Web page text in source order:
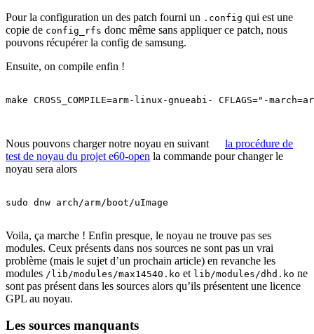
Pour la configuration un des patch fourni un .config qui est une
copie de config_rfs donc même sans appliquer ce patch, nous
pouvons récupérer la config de samsung.
Ensuite, on compile enfin !
make CROSS_COMPILE=arm-linux-gnueabi- CFLAGS="-
Nous pouvons charger notre noyau en suivant
la procédure de
test de noyau du projet e60-open la commande pour changer le
noyau sera alors
sudo dnw arch/arm/boot/uImage
Voila, ça marche ! Enfin presque, le noyau ne trouve pas ses
modules. Ceux présents dans nos sources ne sont pas un vrai
problème (mais le sujet d’un prochain article) en revanche les
modules /lib/modules/max14540.ko et lib/modules/dhd.ko ne
sont pas présent dans les sources alors qu’ils présentent une licence
GPL au noyau.
Les sources manquants